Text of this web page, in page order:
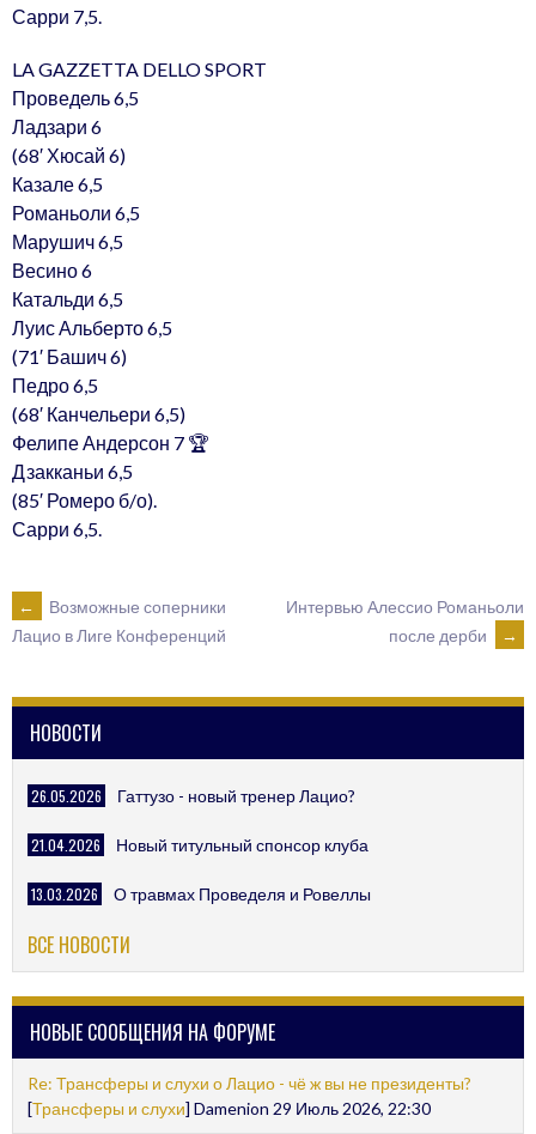
Сарри 7,5.
LA GAZZETTA DELLO SPORT
Проведель 6,5
Ладзари 6
(68′ Хюсай 6)
Казале 6,5
Романьоли 6,5
Марушич 6,5
Весино 6
Катальди 6,5
Луис Альберто 6,5
(71′ Башич 6)
Педро 6,5
(68′ Канчельери 6,5)
Фелипе Андерсон 7 🏆
Дзакканьи 6,5
(85′ Ромеро б/о).
Сарри 6,5.
POST
NAVIGATION
←
Возможные соперники
Лацио в Лиге Конференций
Интервью Алессио Романьоли
после дерби
→
НОВОСТИ
26.05.2026 Гаттузо - новый тренер Лацио?
21.04.2026 Новый титульный спонсор клуба
13.03.2026 О травмах Проведеля и Ровеллы
ВСЕ НОВОСТИ
НОВЫЕ СООБЩЕНИЯ НА ФОРУМЕ
Re: Трансферы и слухи о Лацио - чё ж вы не президенты?
[Трансферы и слухи] Damenion 29 Июль 2026, 22:30